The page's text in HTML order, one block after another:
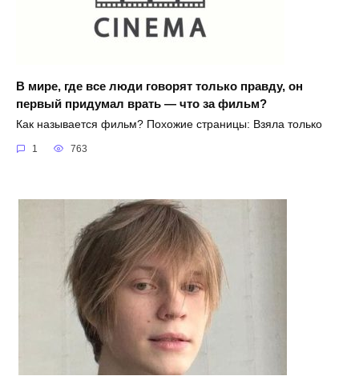
В мире, где все люди говорят только правду, он
первый придумал врать — что за фильм?
Как называется фильм? Похожие страницы: Взяла только
1 763